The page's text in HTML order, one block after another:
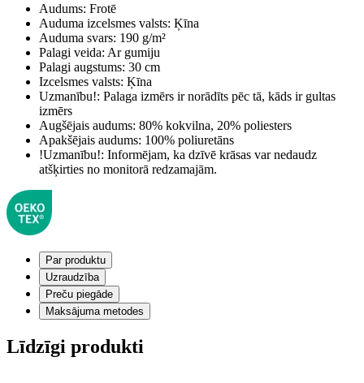
Audums: Frotē
Auduma izcelsmes valsts: Ķīna
Auduma svars: 190 g/m²
Palagi veida: Ar gumiju
Palagi augstums: 30 cm
Izcelsmes valsts: Ķīna
Uzmanību!: Palaga izmērs ir norādīts pēc tā, kāds ir gultas
izmērs
Augšējais audums: 80% kokvilna, 20% poliesters
Apakšējais audums: 100% poliuretāns
!Uzmanību!: Informējam, ka dzīvē krāsas var nedaudz
atšķirties no monitorā redzamajām.
Par produktu
Uzraudzība
Preču piegāde
Maksājuma metodes
Līdzīgi produkti